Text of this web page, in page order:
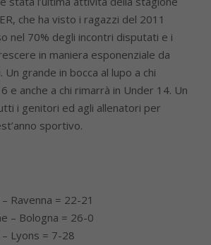
che ha visto i ragazzi del 2011
nel 70% degli incontri disputati e i
in maniera esponenziale da
grande in bocca al lupo a chi
e anche a chi rimarrà in Under 14. Un
i genitori ed agli allenatori per
sportivo.
Ravenna = 22-21
– Bologna = 26-0
Lyons = 7-28